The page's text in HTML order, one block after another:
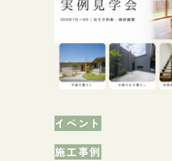
イベント
施工事例